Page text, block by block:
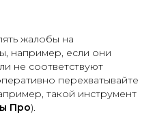
жалобы на
например, если они
не соответствуют
перехватывайте
такой инструмент
Про).